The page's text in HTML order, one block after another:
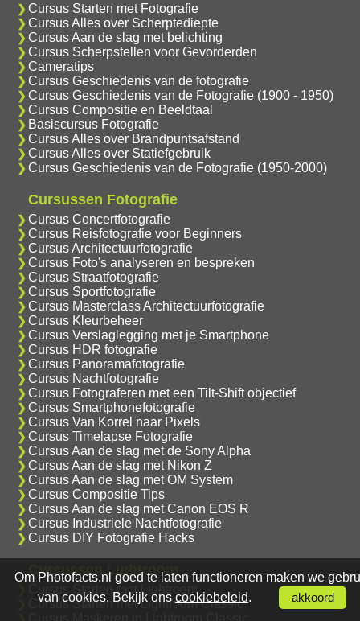
Cursus Starten met Fotografie
Cursus Alles over Scherptediepte
Cursus Aan de slag met belichting
Cursus Scherpstellen voor Gevorderden
Cameratips
Cursus Geschiedenis van de fotografie
Cursus Geschiedenis van de Fotografie (1900 - 1950)
Cursus Compositie en Beeldtaal
Basiscursus Fotografie
Cursus Alles over Brandpuntsafstand
Cursus Alles over Statiefgebruik
Cursus Geschiedenis van de Fotografie (1950-2000)
Cursussen Fotografie
Cursus Concertfotografie
Cursus Reisfotografie voor Beginners
Cursus Architectuurfotografie
Cursus Foto's analyseren en bespreken
Cursus Straatfotografie
Cursus Sportfotografie
Cursus Masterclass Architectuurfotografie
Cursus Kleurbeheer
Cursus Verslaglegging met je Smartphone
Cursus HDR fotografie
Cursus Panoramafotografie
Cursus Nachtfotografie
Cursus Fotograferen met een Tilt-Shift objectief
Cursus Smartphonefotografie
Cursus Van Korrel naar Pixels
Cursus Timelapse Fotografie
Cursus Aan de slag met de Sony Alpha
Cursus Aan de slag met Nikon Z
Cursus Aan de slag met OM System
Cursus Compositie Tips
Cursus Aan de slag met Canon EOS R
Cursus Industriele Nachtfotografie
Cursus DIY Fotografie Hacks
Cursussen Lightroom
Cursus Starten met Lightroom
Cursus Starten met Lightroom Classic
Om Photofacts.nl goed te laten functioneren maken we
van cookies. Bekijk ons cookiebeleid. akkoord